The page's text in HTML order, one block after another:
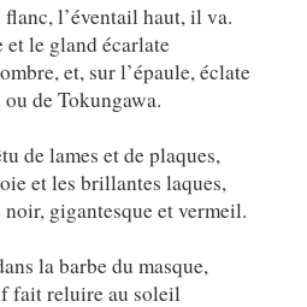
flanc, l’éventail haut, il va.
le gland écarlate
et, sur l’épaule, éclate
de Tokungawa.
de lames et de plaques,
et les brillantes laques,
gigantesque et vermeil.
la barbe du masque,
fait reluire au soleil